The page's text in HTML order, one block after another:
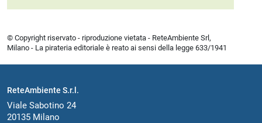
© Copyright riservato - riproduzione vietata - ReteAmbiente Srl,
Milano - La pirateria editoriale è reato ai sensi della legge 633/1941
ReteAmbiente S.r.l.
Viale Sabotino 24
20135 Milano